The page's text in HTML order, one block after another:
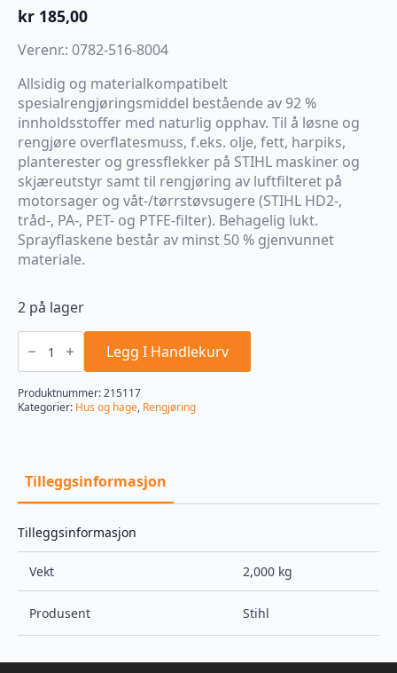
kr 185,00
Verenr.: 0782-516-8004
Allsidig og materialkompatibelt
spesialrengjøringsmiddel bestående av 92 %
innholdsstoffer med naturlig opphav. Til å løsne og
rengjøre overflatesmuss, f.eks. olje, fett, harpiks,
planterester og gressflekker på STIHL maskiner og
skjæreutstyr samt til rengjøring av luftfilteret på
motorsager og våt-/tørrstøvsugere (STIHL HD2-,
tråd-, PA-, PET- og PTFE-filter). Behagelig lukt.
Sprayflaskene består av minst 50 % gjenvunnet
materiale.
2 på lager
VarioClean
Eco
ml
ECO.DET
antall
Legg I Handlekurv
Produktnummer:215117
Kategorier: Hus og hage, Rengjøring
Tilleggsinformasjon
Tilleggsinformasjon
Vekt 2,000 kg
Produsent Stihl